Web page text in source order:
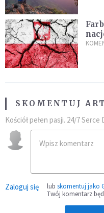
SKOMENTUJ
Kościół pełen pasji. 24/7 Serce
Zaloguj się lub skomentuj jako
Twój komentarz